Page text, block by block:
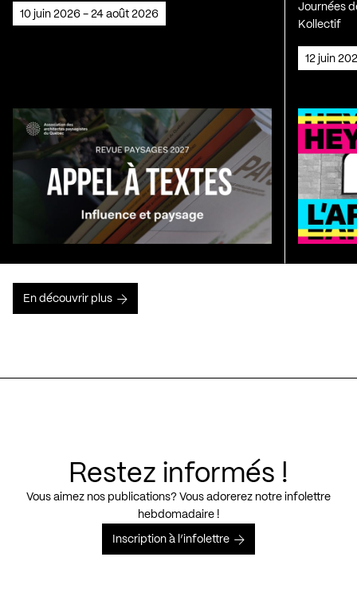
10 juin 2026 - 24 août 2026
Journées
Kollectif
12 juin
En découvrir plus
Restez informés !
Vous aimez nos publications? Vous adorerez notre infolettre
hebdomadaire !
Inscription à l’infolettre